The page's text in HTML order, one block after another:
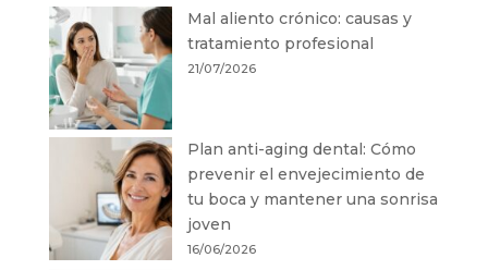
Mal aliento crónico: causas y
tratamiento profesional
21/07/2026
Plan anti-aging dental: Cómo
prevenir el envejecimiento de
tu boca y mantener una sonrisa
joven
16/06/2026